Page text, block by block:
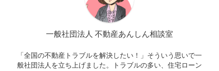
一般社団法人 不動産あんしん相談室
「全国の不動産トラブルを解決したい！」そういう思いで一
般社団法人を立ち上げました。トラブルの多い、住宅ローン